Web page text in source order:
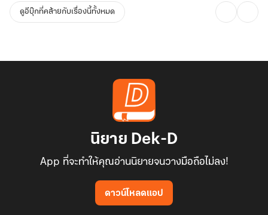
ดูอีบุ๊กที่คล้ายกับเรื่องนี้ทั้งหมด
นิยาย Dek-D
App ที่จะทำให้คุณอ่านนิยายจนวางมือถือไม่ลง!
ดาวน์โหลดแอป